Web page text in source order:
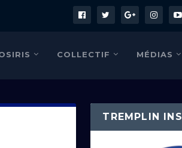
COLLECTIF MÉDIAS
TREMPLIN